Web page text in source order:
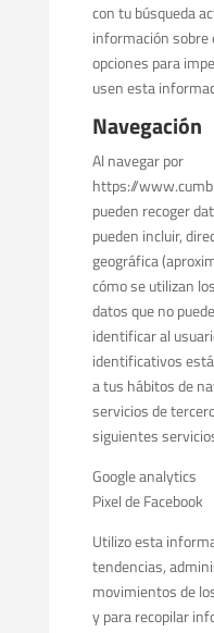
con tu búsqueda
información sobre
opciones para
usen esta
Navegación
Al navegar por
https://
pueden recoger
pueden incluir,
geográfica
cómo se utilizan
datos que no
identificar al
identificativos
a tus hábitos de
servicios de
siguientes
Google analytics
Pixel de Facebook
Utilizo esta
tendencias,
movimientos de
y para recopilar